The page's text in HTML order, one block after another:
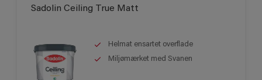
Sadolin Ceiling True Matt
Helmat ensartet overflade
Miljømærket med Svanen